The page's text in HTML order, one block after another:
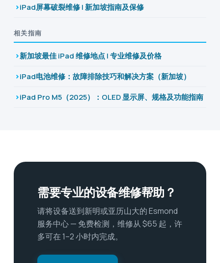
iPad屏幕破裂维修 | 新加坡指南及保修
相关指南
新加坡最佳 iPad 维修地点 | 专业维修及价格
iPad电池维修：故障排除技巧和解决方案（新加坡）
iPad Pro M5（2025）：OLED 显示屏、规格及功能指南
需要专业的设备维修帮助？
请将设备送到新明或亚历山大的 Esmond
服务中心 — 免费检测，维修从 $65 起，许
多可在 1–2 小时内完成。